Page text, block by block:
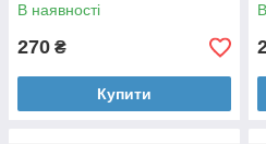
В наявності
270 ₴
Купити